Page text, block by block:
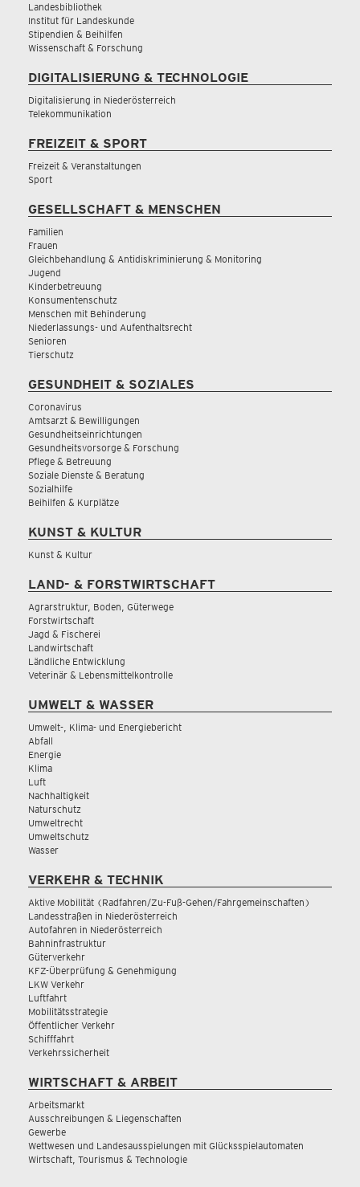
Landesbibliothek
Institut für Landeskunde
Stipendien & Beihilfen
Wissenschaft & Forschung
DIGITALISIERUNG & TECHNOLOGIE
Digitalisierung in Niederösterreich
Telekommunikation
FREIZEIT & SPORT
Freizeit & Veranstaltungen
Sport
GESELLSCHAFT & MENSCHEN
Familien
Frauen
Gleichbehandlung & Antidiskriminierung & Monitoring
Jugend
Kinderbetreuung
Konsumentenschutz
Menschen mit Behinderung
Niederlassungs- und Aufenthaltsrecht
Senioren
Tierschutz
GESUNDHEIT & SOZIALES
Coronavirus
Amtsarzt & Bewilligungen
Gesundheitseinrichtungen
Gesundheitsvorsorge & Forschung
Pflege & Betreuung
Soziale Dienste & Beratung
Sozialhilfe
Beihilfen & Kurplätze
KUNST & KULTUR
Kunst & Kultur
LAND- & FORSTWIRTSCHAFT
Agrarstruktur, Boden, Güterwege
Forstwirtschaft
Jagd & Fischerei
Landwirtschaft
Ländliche Entwicklung
Veterinär & Lebensmittelkontrolle
UMWELT & WASSER
Umwelt-, Klima- und Energiebericht
Abfall
Energie
Klima
Luft
Nachhaltigkeit
Naturschutz
Umweltrecht
Umweltschutz
Wasser
VERKEHR & TECHNIK
Aktive Mobilität (Radfahren/Zu-Fuß-Gehen/Fahrgemeinschaften)
Landesstraßen in Niederösterreich
Autofahren in Niederösterreich
Bahninfrastruktur
Güterverkehr
KFZ-Überprüfung & Genehmigung
LKW Verkehr
Luftfahrt
Mobilitätsstrategie
Öffentlicher Verkehr
Schifffahrt
Verkehrssicherheit
WIRTSCHAFT & ARBEIT
Arbeitsmarkt
Ausschreibungen & Liegenschaften
Gewerbe
Wettwesen und Landesausspielungen mit Glücksspielautomaten
Wirtschaft, Tourismus & Technologie